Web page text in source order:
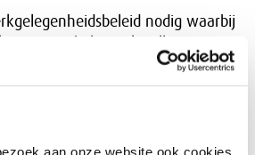
aan onze website ook cookies
nodig waarbij
worden benut in sectoren en
in de grote transities en in de
jongeren nodig voor mensen
tot de arbeidsmarkt,